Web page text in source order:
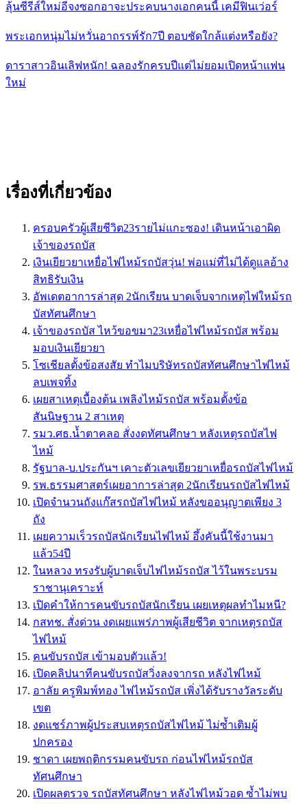
ลุ้นซีรีส์ใหม่อีจงซอกอาจะประคบนางเอกคนนี้ เคมีฟินเว่อร์
พระเอกหนุ่มไม่หวั่นอาถรรพ์รัก7ปี ตอบชัดใกล้แต่งหรือยัง?
ดาราสาวอินเลิฟหนัก! ฉลองรักครบปีแต่ไม่ยอมเปิดหน้าแฟน
ใหม่
เรื่องที่เกี่ยวข้อง
ครอบครัวผู้เสียชีวิต23รายไม่แกะซอง! เดินหน้าเอาผิด
เจ้าของรถบัส
เงินเยียวยาเหยื่อไฟไหม้รถบัสวุ่น! พ่อแม่ที่ไม่ได้ดูแลอ้าง
สิทธิรับเงิน
อัพเดตอาการล่าสุด 2นักเรียน บาดเจ็บจากเหตุไฟใหม้รถ
บัสทัศนศึกษา
เจ้าของรถบัส ไหว้ขอขมา23เหยื่อไฟไหม้รถบัส พร้อม
มอบเงินเยียวยา
โซเชียลตั้งข้อสงสัย ทำไมบริษัทรถบัสทัศนศึกษาไฟไหม้
ลบเพจทิ้ง
เผยสาเหตุเบื้องต้น เพลิงไหม้รถบัส พร้อมตั้งข้อ
สันนิษฐาน 2 สาเหตุ
รมว.ศธ.น้ำตาคลอ สั่งงดทัศนศึกษา หลังเหตุรถบัสไฟ
ไหม้
รัฐบาล-บ.ประกันฯ เคาะตัวเลขเยียวยาเหยื่อรถบัสไฟไหม้
รพ.ธรรมศาสตร์เผยอาการล่าสุด 2นักเรียนรถบัสไฟไหม้
เปิดจำนวนถังแก๊สรถบัสไฟไหม้ หลังขออนุญาตเพียง 3
ถัง
เผยความเร็วรถบัสนักเรียนไฟไหม้ อึ้งคันนี้ใช้งานมา
แล้ว54ปี
ในหลวง ทรงรับผู้บาดเจ็บไฟไหม้รถบัส ไว้ในพระบรม
ราชานุเคราะห์
เปิดคำให้การคนขับรถบัสนักเรียน เผยเหตุผลทำไมหนี?
กสทช. สั่งด่วน งดเผยแพร่ภาพผู้เสียชีวิต จากเหตุรถบัส
ไฟไหม้
คนขับรถบัส เข้ามอบตัวแล้ว!
เปิดคลิปนาทีคนขับรถบัสวิ่งลงจากรถ หลังไฟไหม้
อาลัย ครูพิมพ์ทอง ไฟไหม้รถบัส เพิ่งได้รับรางวัลระดับ
เขต
งดแชร์ภาพผู้ประสบเหตุรถบัสไฟไหม้ ไม่ซ้ำเติมผู้
ปกครอง
ชาดา เผยพฤติกรรมคนขับรถ ก่อนไฟไหม้รถบัส
ทัศนศึกษา
เปิดผลตรวจ รถบัสทัศนศึกษา หลังไฟไหม้วอด ซ้ำไม่พบ